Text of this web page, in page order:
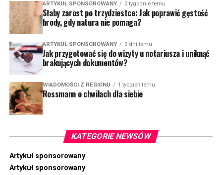
ARTYKUŁ SPONSOROWANY 2 tygodnie temu
Słaby zarost po trzydziestce: Jak poprawić gęstość
brody, gdy natura nie pomaga?
ARTYKUŁ SPONSOROWANY 5 dni temu
Jak przygotować się do wizyty u notariusza i uniknąć
brakujących dokumentów?
WIADOMOŚCI Z REGIONU 1 tydzień temu
Rossmann o chwilach dla siebie
KATEGORIE NEWSÓW
Artykuł sponsorowany
Artykuł sponsorowany